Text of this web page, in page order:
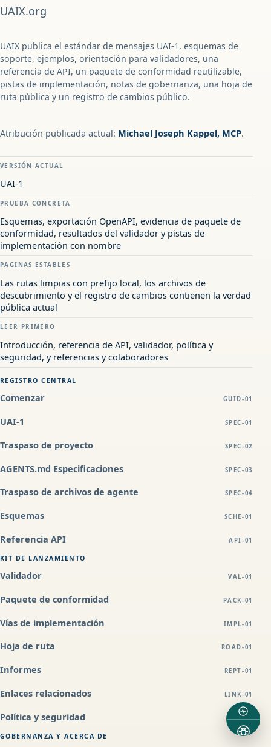
UAIX.org
UAIX publica el estándar de mensajes UAI-1, esquemas de
soporte, ejemplos, orientación para validadores, una
referencia de API, un paquete de conformidad reutilizable,
pistas de implementación, notas de gobernanza, una hoja de
ruta pública y un registro de cambios público.
Atribución publicada actual: Michael Joseph Kappel, MCP.
VERSIÓN ACTUAL
UAI-1
PRUEBA CONCRETA
Esquemas, exportación OpenAPI, evidencia de paquete de
conformidad, resultados del validador y pistas de
implementación con nombre
PAGINAS ESTABLES
Las rutas limpias con prefijo local, los archivos de
descubrimiento y el registro de cambios contienen la verdad
pública actual
LEER PRIMERO
Introducción, referencia de API, validador, política y
seguridad, y referencias y colaboradores
REGISTRO CENTRAL
Comenzar GUID-01
UAI-1 SPEC-01
Traspaso de proyecto SPEC-02
AGENTS.md Especificaciones SPEC-03
Traspaso de archivos de agente SPEC-04
Esquemas SCHE-01
Referencia API API-01
KIT DE LANZAMIENTO
Validador VAL-01
Paquete de conformidad PACK-01
Vías de implementación IMPL-01
Hoja de ruta ROAD-01
Informes REPT-01
Enlaces relacionados LINK-01
Política y seguridad POL-01
GOBERNANZA Y ACERCA DE